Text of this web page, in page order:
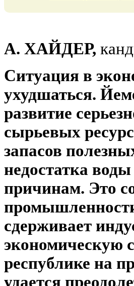
А. ХАЙДЕР,
Ситуация в
ухудшаться.
развитие
сырьевых
запасов
недостатка
причинам. Это
сдерживает
экономическую
республике на
удается